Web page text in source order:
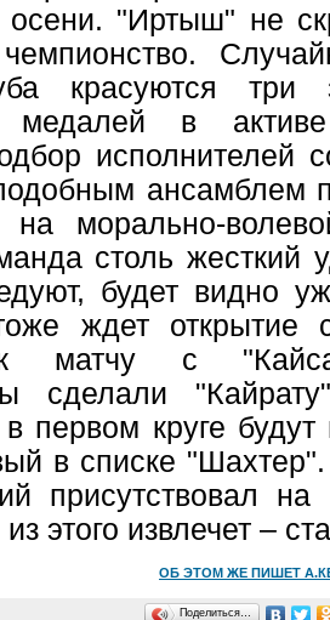
осени. "Иртыш" не
красуются три
медалей в
исполнителей
ансамблем
на морально-
столь
будет видно
ждет открытие
матчу с
сделали
первом круге
в списке
присутствовал
этого извлечет –
ОБ ЭТОМ ЖЕ ПИШЕТ
Поделиться…